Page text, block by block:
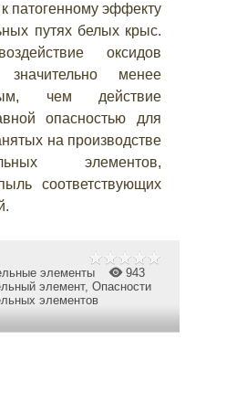
патогенному эффекту
путях белых крыс.
оксидов
значительно менее
чем действие
опасностью для
на производстве
элементов,
соответствующих
элементы
943
элемент, Опасности
элементов